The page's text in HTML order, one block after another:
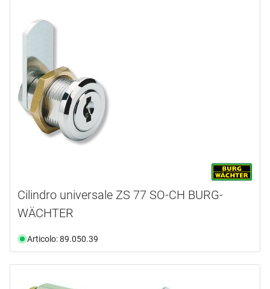
Cilindro universale ZS 77 SO-CH BURG-
WÄCHTER
Articolo: 89.050.39